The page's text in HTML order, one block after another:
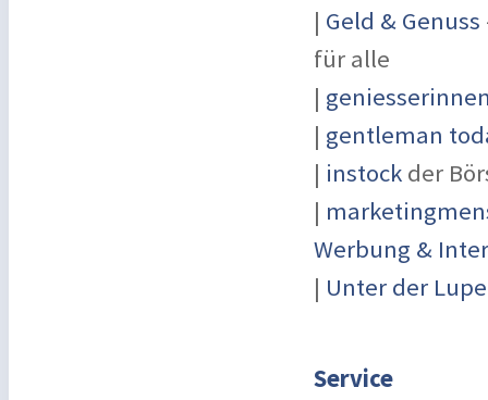
| Geld & Genuss
für alle
|
| gentleman
| instock der
|
Werbung &
| Unter der Lupe
Service